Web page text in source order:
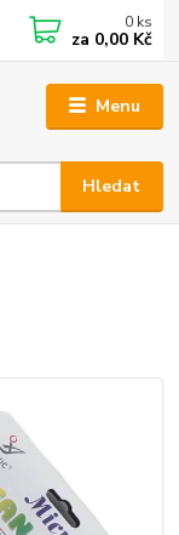
Menu
Hledat
0 ks
za 0,00 Kč